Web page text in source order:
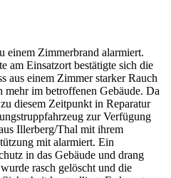
einem Zimmerbrand alarmiert.
am Einsatzort bestätigte sich die
aus einem Zimmer starker Rauch
mehr im betroffenen Gebäude. Da
diesem Zeitpunkt in Reparatur
zur Verfügung
Illerberg/Thal mit ihrem
mit alarmiert. Ein
in das Gebäude und drang
rasch gelöscht und die